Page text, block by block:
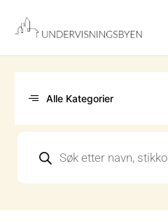
innholdet
Alle Kategorier
search